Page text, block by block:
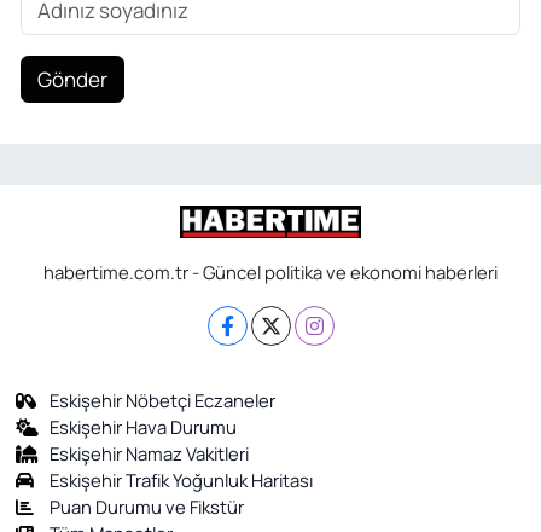
Gönder
habertime.com.tr - Güncel politika ve ekonomi haberleri
Eskişehir Nöbetçi Eczaneler
Eskişehir Hava Durumu
Eskişehir Namaz Vakitleri
Eskişehir Trafik Yoğunluk Haritası
Puan Durumu ve Fikstür